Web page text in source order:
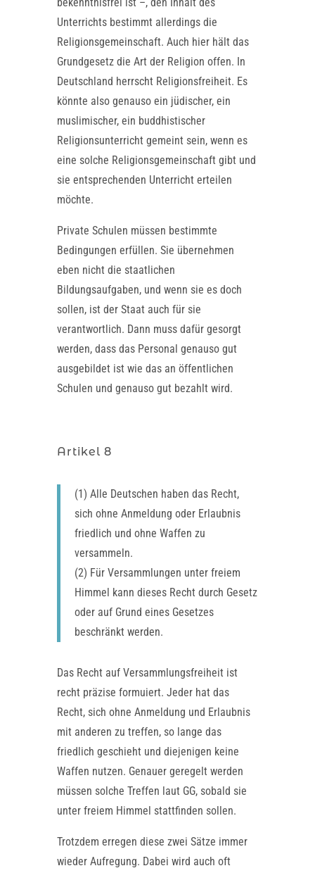
Unterrichts bestimmt allerdings die
Religionsgemeinschaft. Auch hier hält das
Grundgesetz die Art der Religion offen. In
Deutschland herrscht Religionsfreiheit. Es
könnte also genauso ein jüdischer, ein
muslimischer, ein buddhistischer
Religionsunterricht gemeint sein, wenn es
eine solche Religionsgemeinschaft gibt und
sie entsprechenden Unterricht erteilen
möchte.
Private Schulen müssen bestimmte
Bedingungen erfüllen. Sie übernehmen
eben nicht die staatlichen
Bildungsaufgaben, und wenn sie es doch
sollen, ist der Staat auch für sie
verantwortlich. Dann muss dafür gesorgt
werden, dass das Personal genauso gut
ausgebildet ist wie das an öffentlichen
Schulen und genauso gut bezahlt wird.
Artikel 8
(1) Alle Deutschen haben das Recht,
sich ohne Anmeldung oder Erlaubnis
friedlich und ohne Waffen zu
versammeln.
(2) Für Versammlungen unter freiem
Himmel kann dieses Recht durch Gesetz
oder auf Grund eines Gesetzes
beschränkt werden.
Das Recht auf Versammlungsfreiheit ist
recht präzise formuiert. Jeder hat das
Recht, sich ohne Anmeldung und Erlaubnis
mit anderen zu treffen, so lange das
friedlich geschieht und diejenigen keine
Waffen nutzen. Genauer geregelt werden
müssen solche Treffen laut GG, sobald sie
unter freiem Himmel stattfinden sollen.
Trotzdem erregen diese zwei Sätze immer
wieder Aufregung. Dabei wird auch oft